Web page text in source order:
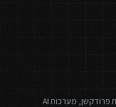
בונה תשתיות דיגיטליות — פלטפורמות SaaS ברמת פרודקשן, מערכות AI